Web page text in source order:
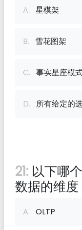
A. 星模架
B. 雪花图架
C. 事实星座模
D. 所有给定的
21: 以下哪
数据的维度
A. OLTP